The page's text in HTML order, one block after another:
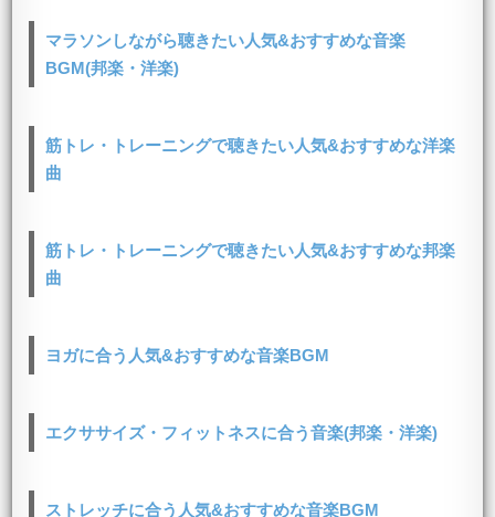
マラソンしながら聴きたい人気&おすすめな音楽
BGM(邦楽・洋楽)
筋トレ・トレーニングで聴きたい人気&おすすめな洋楽
曲
筋トレ・トレーニングで聴きたい人気&おすすめな邦楽
曲
ヨガに合う人気&おすすめな音楽BGM
エクササイズ・フィットネスに合う音楽(邦楽・洋楽)
ストレッチに合う人気&おすすめな音楽BGM